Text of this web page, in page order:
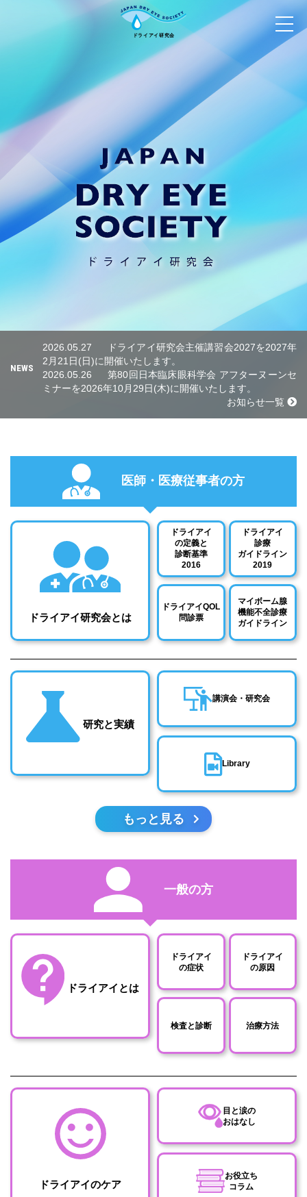
NEWS
2026.05.27
ドライアイ研究会主催講習会2027を2027年
2月21日(日)に開催いたします。
2026.05.26
第80回日本臨床眼科学会 アフターヌーンセ
ミナーを2026年10月29日(木)に開催いたします。
お知らせ一覧
医師・医療従事者の方
ドライアイ研究会とは
ドライアイ
の定義と
診断基準
2016
ドライアイ
診療
ガイドライン
2019
ドライアイQOL
問診票
マイボーム腺
機能不全診療
ガイドライン
研究と実績
講演会・研究会
Library
もっと見る
一般の方
ドライアイとは
ドライアイ
の症状
ドライアイ
の原因
検査と診断 治療方法
ドライアイのケア
目と涙の
おはなし
お役立ち
コラム